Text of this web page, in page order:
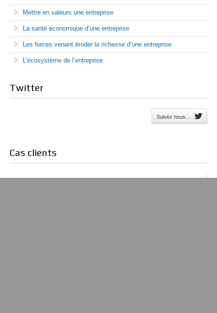
Mettre en valeurs une entreprise
La santé économique d’une entreprise
Les forces venant éroder la richesse d’une entreprise
L’écosystème de l’entreprise
Twitter
Suivez nous...
Cas clients